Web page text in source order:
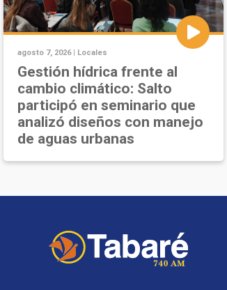
agosto 7, 2026 | Locales
Gestión hídrica frente al
cambio climático: Salto
participó en seminario que
analizó diseños con manejo
de aguas urbanas